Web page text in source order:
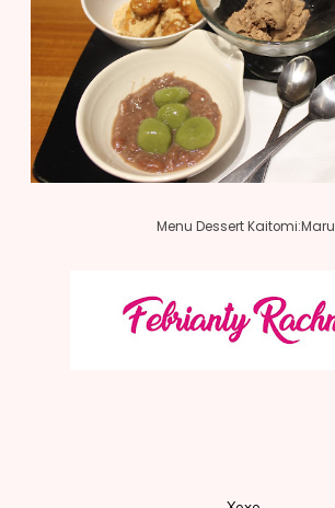
Menu Dessert Kaitomi:Maru